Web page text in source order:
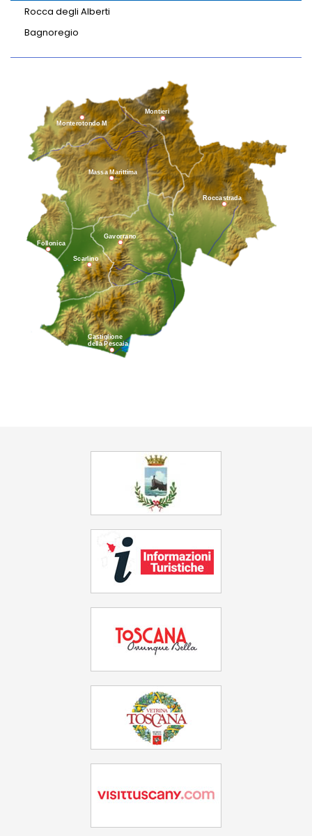
Rocca degli Alberti
Bagnoregio
Montieri
Monterotondo M
Massa Marittima
Roccastrada
Gavorrano
Follonica
Scarlino
Castiglione
della Pescaia